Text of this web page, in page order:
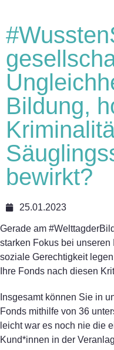
Bildung,
bewirkt?
25.01.2023
Gerade am
starken Fokus bei
soziale Gerechtigkeit
Ihre Fonds nach diesen
Insgesamt können Sie in
Fonds mithilfe von 36
leicht war es noch nie die
Kund*innen in der